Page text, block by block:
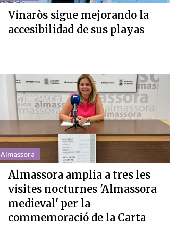
Vinaròs sigue mejorando la
accesibilidad de sus playas
Almassora
Almassora amplia a tres les
visites nocturnes 'Almassora
medieval' per la
commemoració de la Carta